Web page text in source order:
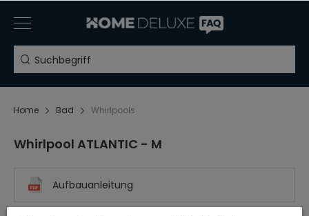
Home Bad Whirlpools
Whirlpool ATLANTIC - M
Aufbauanleitung